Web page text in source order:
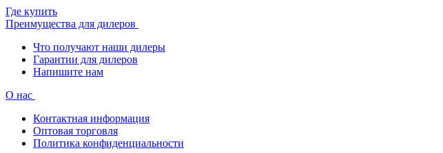
Где купить
Преимущества для дилеров
Что получают наши дилеры
Гарантии для дилеров
Напишите нам
О нас
Контактная информация
Оптовая торговля
Политика конфиденциальности